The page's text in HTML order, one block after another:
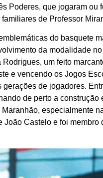
Poderes, que jogaram ou
de Professor
do basquete
da modalidade
um feito
e vencendo os Jogos
de jogadores.
de perto a
especialmente
Castelo e foi membro